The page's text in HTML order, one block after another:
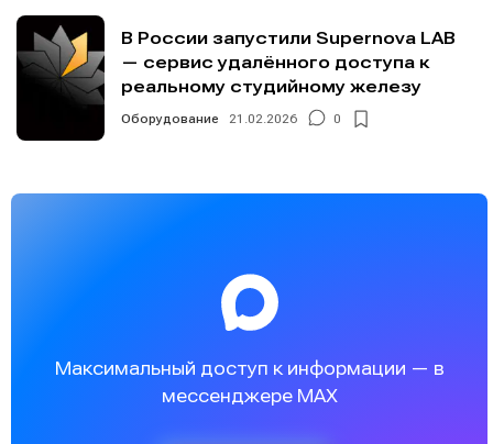
В России запустили Supernova LAB
— сервис удалённого доступа к
реальному студийному железу
Оборудование 21.02.2026 0
Максимальный доступ к информации — в
мессенджере MAX